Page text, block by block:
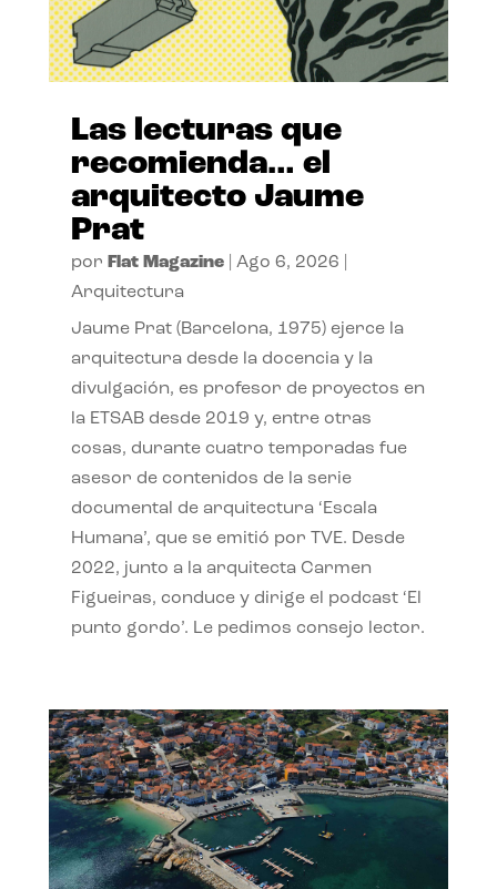
Las lecturas que
recomienda… el
arquitecto Jaume
Prat
por Flat Magazine| Ago 6, 2026
Arquitectura
Jaume Prat (Barcelona, 1975) ejerce la
arquitectura desde la docencia y la
divulgación, es profesor de proyectos en
la ETSAB desde 2019 y, entre otras
cosas, durante cuatro temporadas fue
asesor de contenidos de la serie
documental de arquitectura ‘Escala
Humana’, que se emitió por TVE. Desde
2022, junto a la arquitecta Carmen
Figueiras, conduce y dirige el podcast ‘El
punto gordo’. Le pedimos consejo lector.